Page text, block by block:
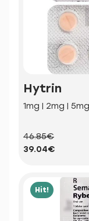
Hytrin
1mg | 2mg | 5mg
46.85€
39.04€
Hit!